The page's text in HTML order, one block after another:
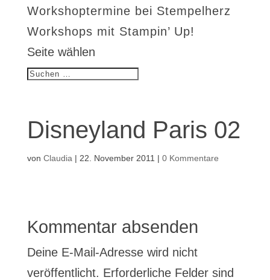
Workshoptermine bei Stempelherz
Workshops mit Stampin’ Up!
Seite wählen
Disneyland Paris 02
von Claudia | 22. November 2011 | 0 Kommentare
Kommentar absenden
Deine E-Mail-Adresse wird nicht
veröffentlicht. Erforderliche Felder sind